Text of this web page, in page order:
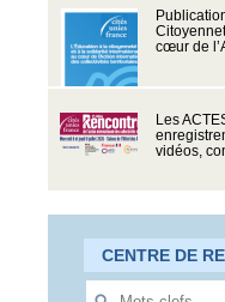
cœur de
Les
vidéos,
CENTRE DE